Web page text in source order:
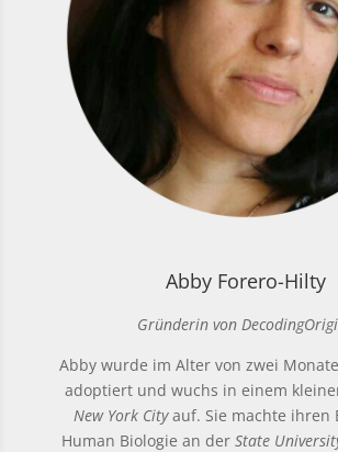
Abby Forero-Hilty
Gründerin von
Abby wurde im Alter von zwei
adoptiert und wuchs in einem
New York Cityauf. Sie machte ihren
Human Biologie an derState